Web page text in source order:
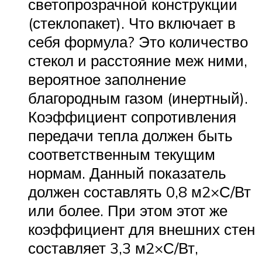
светопрозрачной конструкции
(стеклопакет). Что включает в
себя формула? Это количество
стекол и расстояние меж ними,
вероятное заполнение
благородным газом (инертный).
Коэффициент сопротивления
передачи тепла должен быть
соответственным текущим
нормам. Данный показатель
должен составлять 0,8 м2×С/Вт
или более. При этом этот же
коэффициент для внешних стен
составляет 3,3 м2×С/Вт,